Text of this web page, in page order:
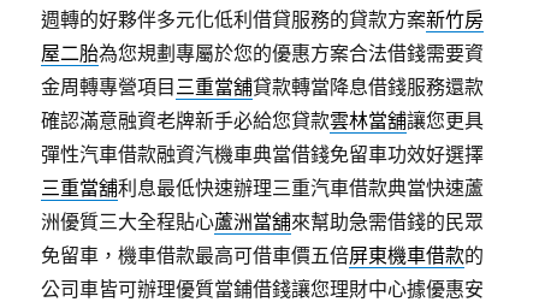
週轉的好夥伴多元化低利借貸服務的貸款方案新竹房
屋二胎為您規劃專屬於您的優惠方案合法借錢需要資
金周轉專營項目三重當舖貸款轉當降息借錢服務還款
確認滿意融資老牌新手必給您貸款雲林當舖讓您更具
彈性汽車借款融資汽機車典當借錢免留車功效好選擇
三重當舖利息最低快速辦理三重汽車借款典當快速蘆
洲優質三大全程貼心蘆洲當舖來幫助急需借錢的民眾
免留車，機車借款最高可借車價五倍屏東機車借款的
公司車皆可辦理優質當鋪借錢讓您理財中心據優惠安